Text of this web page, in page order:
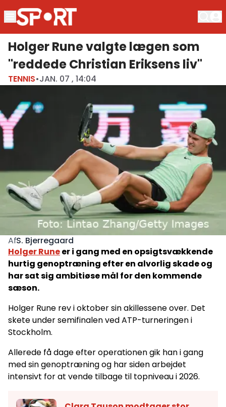
Holger Rune valgte lægen som
"reddede Christian Eriksens liv"
TENNIS•JAN. 07 , 14:04
AfS. Bjerregaard
Holger Runeer i gang med en opsigtsvækkende
hurtig genoptræning efter en alvorlig skade og
har sat sig ambitiøse mål for den kommende
sæson.
Holger Rune rev i oktober sin akillessene over. Det
skete under semifinalen ved ATP-turneringen i
Stockholm.
Allerede få dage efter operationen gik han i gang
med sin genoptræning og har siden arbejdet
intensivt for at vende tilbage til topniveau i 2026.